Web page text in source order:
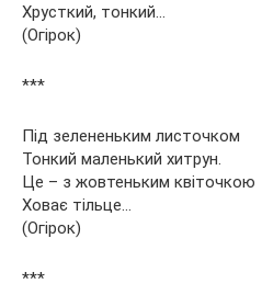
Хрусткий, тонкий…
(Огірок)
***
Під зелененьким листочком
Тонкий маленький хитрун.
Це – з жовтеньким квіточкою
Ховає тільце…
(Огірок)
***